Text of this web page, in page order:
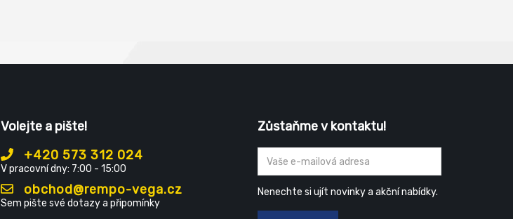
Volejte a pište!
+420 573 312 024
V pracovní dny: 7:00 - 15:00
obchod@rempo-vega.cz
Sem pište své dotazy a připomínky
Zůstaňme v kontaktu!
Nenechte si ujít novinky a akční nabídky.